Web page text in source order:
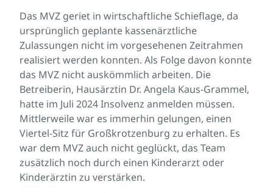
Das MVZ geriet in wirtschaftliche Schieflage, da
ursprünglich geplante kassenärztliche
Zulassungen nicht im vorgesehenen Zeitrahmen
realisiert werden konnten. Als Folge davon konnte
das MVZ nicht auskömmlich arbeiten. Die
Betreiberin, Hausärztin Dr. Angela Kaus-Grammel,
hatte im Juli 2024 Insolvenz anmelden müssen.
Mittlerweile war es immerhin gelungen, einen
Viertel-Sitz für Großkrotzenburg zu erhalten. Es
war dem MVZ auch nicht geglückt, das Team
zusätzlich noch durch einen Kinderarzt oder
Kinderärztin zu verstärken.